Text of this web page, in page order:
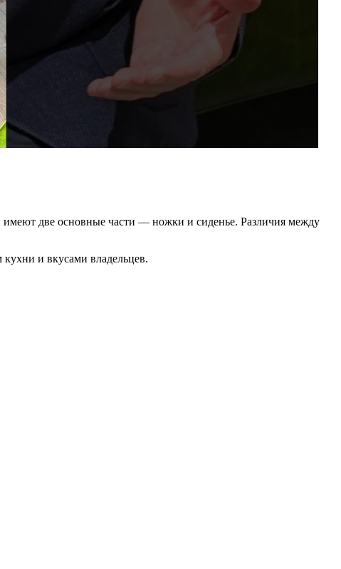
имеют две основные части — ножки и сиденье. Различия между
и вкусами владельцев.